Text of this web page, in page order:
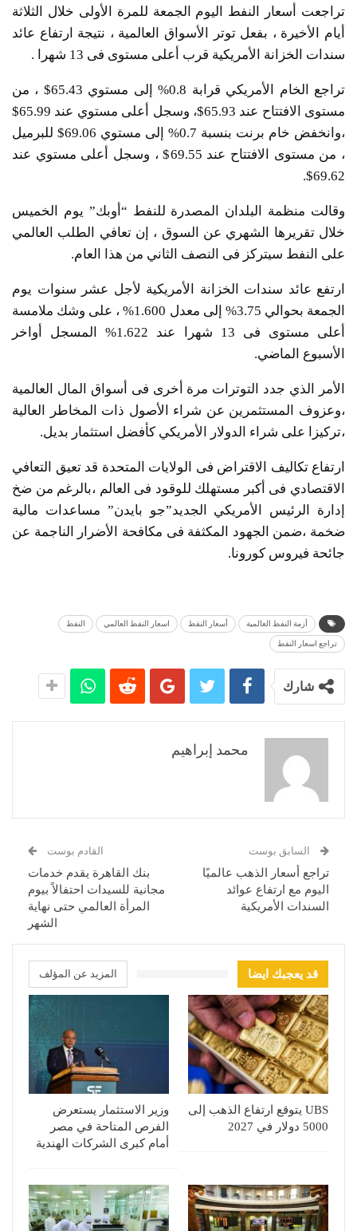
تراجعت أسعار النفط اليوم الجمعة للمرة الأولى خلال الثلاثة
أيام الأخيرة ، بفعل توتر الأسواق العالمية ، نتيجة ارتفاع عائد
سندات الخزانة الأمريكية قرب أعلى مستوى فى 13 شهرا .
تراجع الخام الأمريكي قرابة 0.8% إلى مستوي 65.43$ ، من
مستوى الافتتاح عند 65.93$، وسجل أعلى مستوي عند 65.99$
،وانخفض خام برنت بنسبة 0.7% إلى مستوي 69.06$ للبرميل
، من مستوى الافتتاح عند 69.55$ ، وسجل أعلى مستوي عند
69.62$.
وقالت منظمة البلدان المصدرة للنفط “أوبك” يوم الخميس
خلال تقريرها الشهري عن السوق ، إن تعافي الطلب العالمي
على النفط سيتركز فى النصف الثاني من هذا العام.
ارتفع عائد سندات الخزانة الأمريكية لأجل عشر سنوات يوم
الجمعة بحوالي 3.75% إلى معدل 1.600% ، على وشك ملامسة
أعلى مستوى فى 13 شهرا عند 1.622% المسجل أواخر
الأسبوع الماضي.
الأمر الذي جدد التوترات مرة أخرى فى أسواق المال العالمية
،وعزوف المستثمرين عن شراء الأصول ذات المخاطر العالية
،تركيزا على شراء الدولار الأمريكي كأفضل استثمار بديل.
ارتفاع تكاليف الاقتراض فى الولايات المتحدة قد تعيق التعافي
الاقتصادي فى أكبر مستهلك للوقود فى العالم ،بالرغم من ضخ
إدارة الرئيس الأمريكي الجديد”جو بايدن” مساعدات مالية
ضخمة ،ضمن الجهود المكثفة فى مكافحة الأضرار الناجمة عن
جائحة فيروس كورونا.
أزمة النفط العالمية أسعار النفط اسعار النفط العالمي النفط
تراجع اسعار النفط
شارك
محمد إبراهيم
السابق بوست
تراجع أسعار الذهب عالميًا
اليوم مع ارتفاع عوائد
السندات الأمريكية
القادم بوست
بنك القاهرة يقدم خدمات
مجانية للسيدات احتفالاً بيوم
المرأة العالمي حتى نهاية
الشهر
قد يعجبك ايضا المزيد عن المؤلف
UBS يتوقع ارتفاع الذهب إلى
5000 دولار في 2027
وزير الاستثمار يستعرض
الفرص المتاحة في مصر
أمام كبرى الشركات الهندية